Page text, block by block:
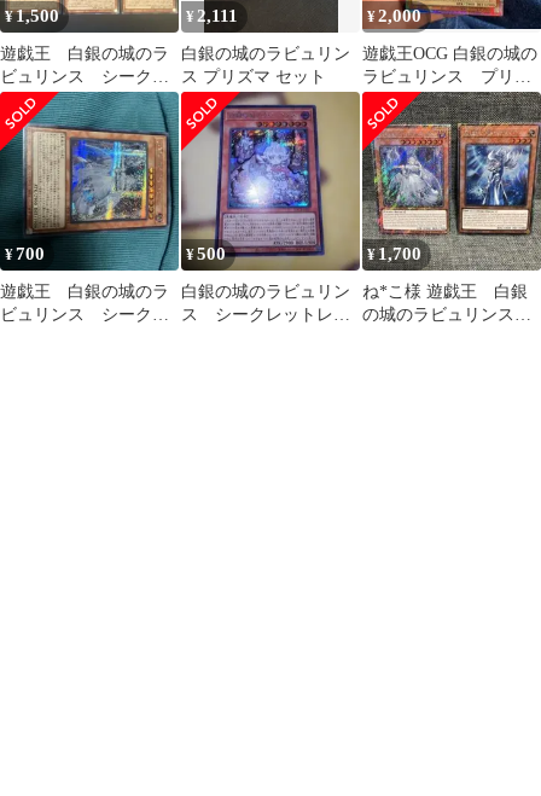
¥1,500
遊戯王 白銀の城のラ
ビュリンス シークレ
ット シク DBTM
¥ 2,111
白銀の城のラビュリン
ス プリズマ セット
¥2,000
遊戯王OCG 白銀の城の
ラビュリンス プリズ
マ
¥700
遊戯王 白銀の城のラ
ビュリンス シークレ
¥500
白銀の城のラビュリン
ス シークレットレ
¥1,700
ね*こ様 遊戯王 白銀
の城のラビュリンス